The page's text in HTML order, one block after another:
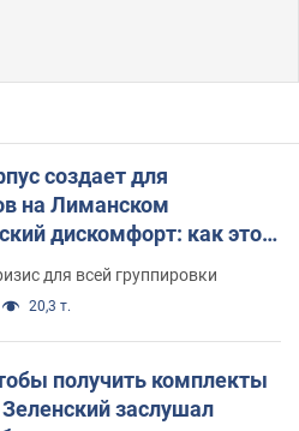
создает для
на Лиманском
дискомфорт: как это
для всей группировки
20,3 т.
получить комплекты
заслушал